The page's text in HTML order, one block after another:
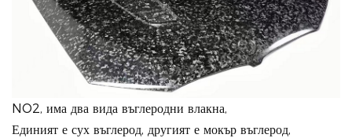
NO2, има два вида въглеродни влакна,
Единият е сух въглерод, другият е мокър въглерод,